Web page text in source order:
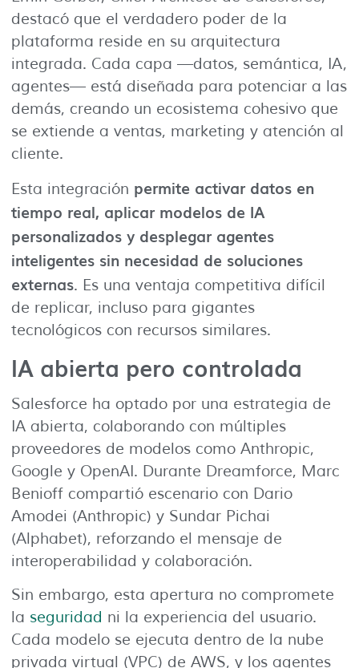
destacó que el verdadero poder de la
plataforma reside en su arquitectura
integrada. Cada capa —datos, semántica, IA,
agentes— está diseñada para potenciar a las
demás, creando un ecosistema cohesivo que
se extiende a ventas, marketing y atención al
cliente.
Esta integración permite activar datos en
tiempo real, aplicar modelos de IA
personalizados y desplegar agentes
inteligentes sin necesidad de soluciones
externas. Es una ventaja competitiva difícil
de replicar, incluso para gigantes
tecnológicos con recursos similares.
IA abierta pero controlada
Salesforce ha optado por una estrategia de
IA abierta, colaborando con múltiples
proveedores de modelos como Anthropic,
Google y OpenAI. Durante Dreamforce, Marc
Benioff compartió escenario con Dario
Amodei (Anthropic) y Sundar Pichai
(Alphabet), reforzando el mensaje de
interoperabilidad y colaboración.
Sin embargo, esta apertura no compromete
la seguridad ni la experiencia del usuario.
Cada modelo se ejecuta dentro de la nube
privada virtual (VPC) de AWS, y los agentes